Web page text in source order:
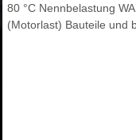
80 °C Nennbelastung
(Motorlast) Bauteile und